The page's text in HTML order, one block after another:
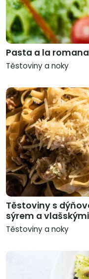
Pasta a la romana
Těstoviny a noky
Těstoviny s
sýrem a
Těstoviny a noky